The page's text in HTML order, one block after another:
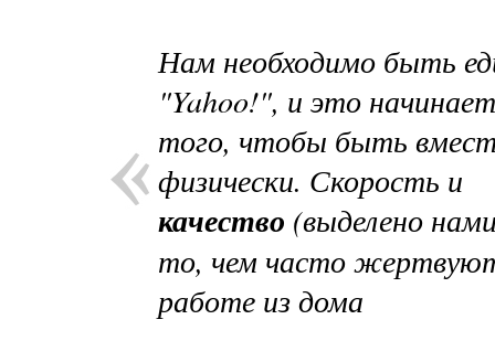
Нам необходимо быть
"Yahoo!", и это
того, чтобы быть
физически. Скорость и
качество (выделено
то, чем часто
работе из дома